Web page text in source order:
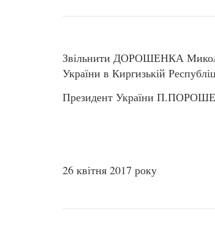
Звільнити ДОРОШЕНКА
України в Киргизькій
Президент України
26 квітня 2017 року